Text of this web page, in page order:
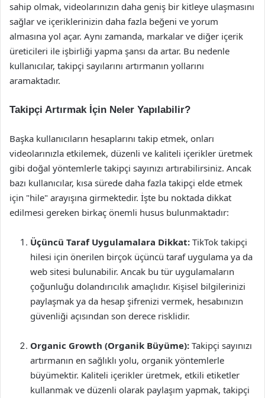
sahip olmak, videolarınızın daha geniş bir kitleye ulaşmasını
sağlar ve içeriklerinizin daha fazla beğeni ve yorum
almasına yol açar. Aynı zamanda, markalar ve diğer içerik
üreticileri ile işbirliği yapma şansı da artar. Bu nedenle
kullanıcılar, takipçi sayılarını artırmanın yollarını
aramaktadır.
Takipçi Artırmak İçin Neler Yapılabilir?
Başka kullanıcıların hesaplarını takip etmek, onları
videolarınızla etkilemek, düzenli ve kaliteli içerikler üretmek
gibi doğal yöntemlerle takipçi sayınızı artırabilirsiniz. Ancak
bazı kullanıcılar, kısa sürede daha fazla takipçi elde etmek
için "hile" arayışına girmektedir. İşte bu noktada dikkat
edilmesi gereken birkaç önemli husus bulunmaktadır:
Üçüncü Taraf Uygulamalara Dikkat: TikTok takipçi
hilesi için önerilen birçok üçüncü taraf uygulama ya da
web sitesi bulunabilir. Ancak bu tür uygulamaların
çoğunluğu dolandırıcılık amaçlıdır. Kişisel bilgilerinizi
paylaşmak ya da hesap şifrenizi vermek, hesabınızın
güvenliği açısından son derece risklidir.
Organic Growth (Organik Büyüme): Takipçi sayınızı
artırmanın en sağlıklı yolu, organik yöntemlerle
büyümektir. Kaliteli içerikler üretmek, etkili etiketler
kullanmak ve düzenli olarak paylaşım yapmak, takipçi